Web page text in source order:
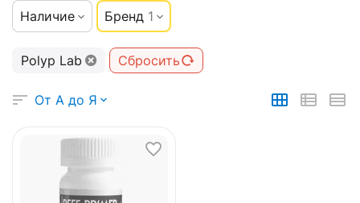
Наличие Бренд 1
Polyp Lab Сбросить
От А до Я